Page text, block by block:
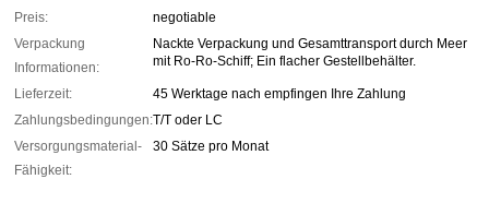
Preis:
negotiable
Verpackung
Informationen:
Nackte Verpackung und Gesamttransport durch Meer
mit Ro-Ro-Schiff; Ein flacher Gestellbehälter.
Lieferzeit:
45 Werktage nach empfingen Ihre Zahlung
Zahlungsbedingungen:T/T oder LC
Versorgungsmaterial-
Fähigkeit:
30 Sätze pro Monat